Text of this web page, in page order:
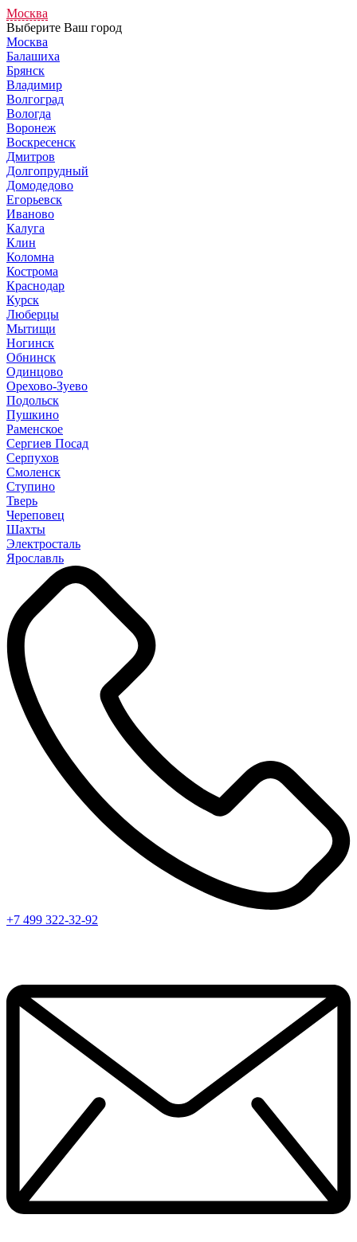
Москва
Выберите Ваш город
Москва
Балашиха
Брянск
Владимир
Волгоград
Вологда
Воронеж
Воскресенск
Дмитров
Долгопрудный
Домодедово
Егорьевск
Иваново
Калуга
Клин
Коломна
Кострома
Краснодар
Курск
Люберцы
Мытищи
Ногинск
Обнинск
Одинцово
Орехово-Зуево
Подольск
Пушкино
Раменское
Сергиев Посад
Серпухов
Смоленск
Ступино
Тверь
Череповец
Шахты
Электросталь
Ярославль
+7 499 322-32-92